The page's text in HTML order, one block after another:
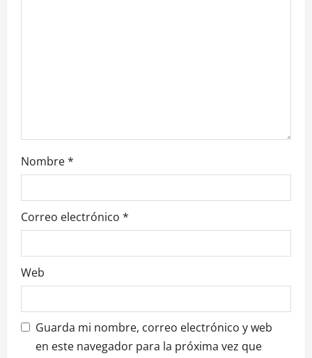
r
a
d
a
s
Nombre*
Correo electrónico *
Web
Guarda mi nombre, correo electrónico y web
en este navegador para la próxima vez que